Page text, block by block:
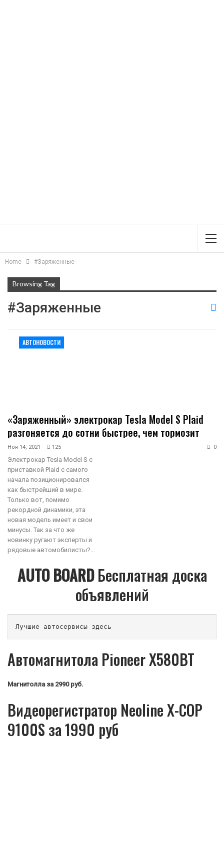
Home #Заряженные
Browsing Tag
#Заряженные
АВТОНОВОСТИ
«Заряженный» электрокар Tesla Model S Plaid
разгоняется до сотни быстрее, чем тормозит
Ноя 14, 2021 125 0
Электрокар Tesla Model S с
приставкой Plaid с самого
начала позиционировался
как быстрейший в мире.
Только вот, помимо
рекордной динамики, эта
новая модель имеет и свои
минусы. Так за что же
новинку ругают эксперты и
рядовые автомобилисты?…
AUTO BOARDБесплатная доска
объявлений
Лучшие автосервисы здесь
Автомагнитола Pioneer X580BT
Магнитолла за 2990 руб.
Видеорегистратор Neoline X-COP
9100S за 1990 руб